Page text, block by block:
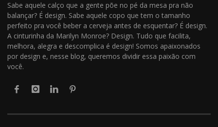
Sabe aquele calço que a gente põe no pé da mesa pra não
balançar? É design. Sabe aquele copo que tem o tamanho
perfeito pra você beber a cerveja antes de esquentar? É design.
A cinturinha da Marilyn Monroe? Design. Tudo que facilita,
melhora, alegra e descomplica é design! Somos apaixonados
por design e, nesse blog, queremos dividir essa paixão com
você.